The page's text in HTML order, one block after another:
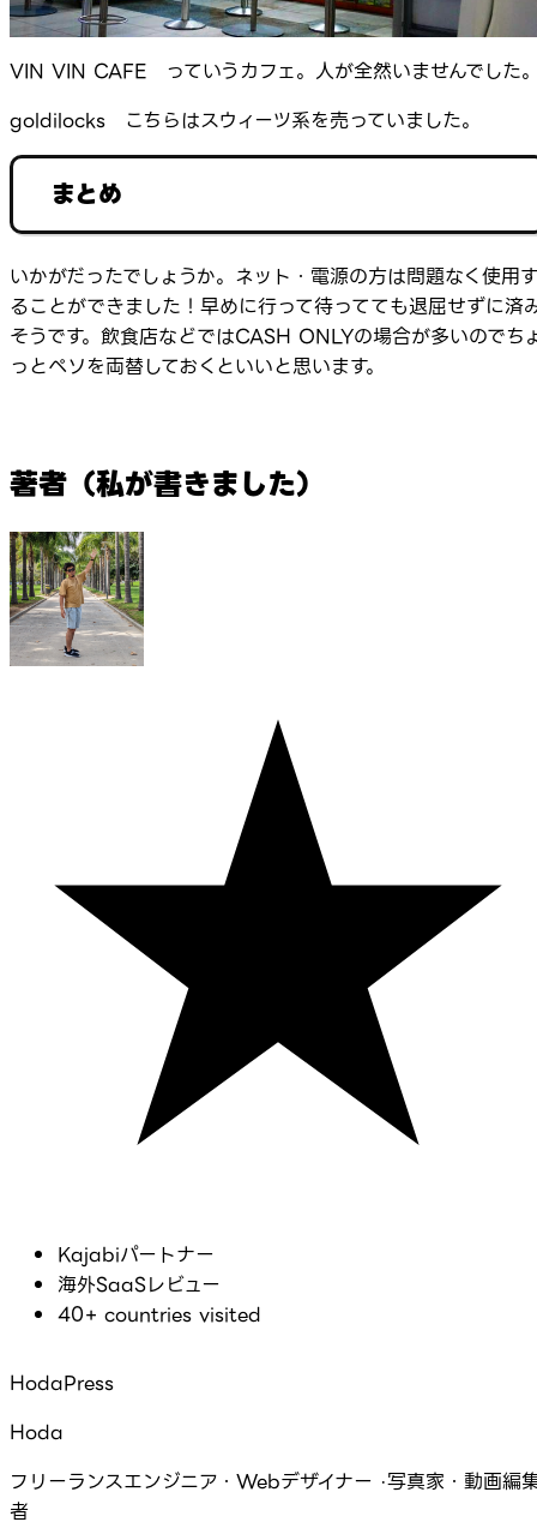
VIN VIN CAFE っていうカフェ。人が全然いませんでした
goldilocks こちらはスウィーツ系を売っていました。
まとめ
いかがだったでしょうか。ネット・電源の方は問題なく使用
ることができました！早めに行って待ってても退屈せずに済
そうです。飲食店などではCASH ONLYの場合が多いのでち
っとペソを両替しておくといいと思います。
著者（私が書きました）
Kajabiパートナー
海外SaaSレビュー
40+ countries visited
HodaPress
Hoda
フリーランスエンジニア・Webデザイナー ·写真家・動画編
者